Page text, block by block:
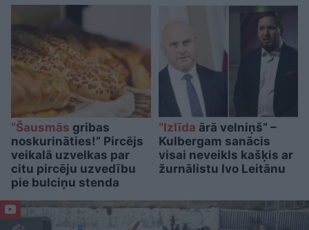
“Šausmās gribas
noskurināties!” Pircējs
veikalā uzvelkas par
citu pircēju uzvedību
pie bulciņu stenda
“Izlīda ārā velniņš” –
Kulbergam sanācis
visai neveikls kašķis ar
žurnālistu Ivo Leitānu